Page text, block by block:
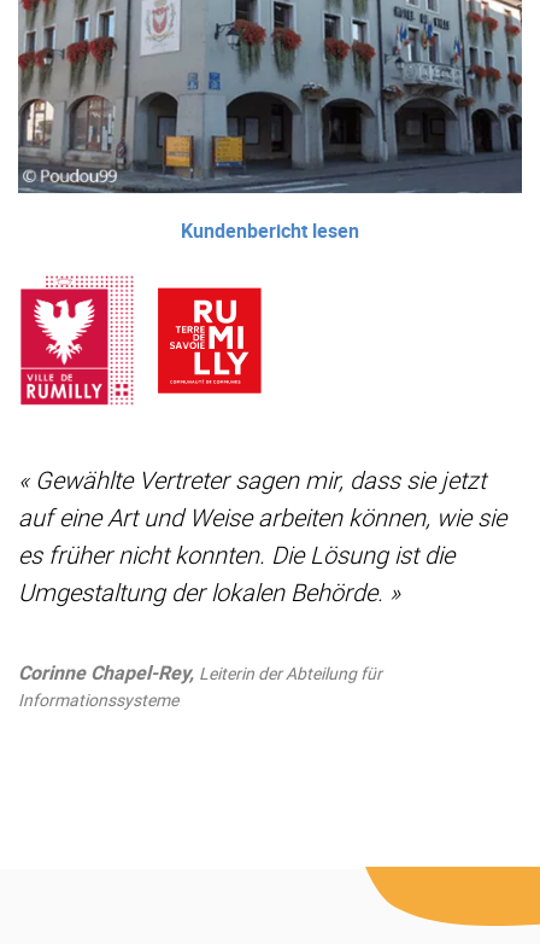
Kundenbericht lesen
« Gewählte Vertreter sagen mir, dass sie jetzt
auf eine Art und Weise arbeiten können, wie sie
es früher nicht konnten. Die Lösung ist die
Umgestaltung der lokalen Behörde. »
Corinne Chapel-Rey, Leiterin der Abteilung für
Informationssysteme